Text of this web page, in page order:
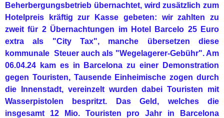
Beherbergungsbetrieb übernachtet, wird zusätzlich zum
Hotelpreis kräftig zur Kasse gebeten: wir zahlten zu
zweit für 2 Übernachtungen im Hotel Barcelo 25 Euro
extra als "City Tax", manche übersetzen diese
kommunale Steuer auch als "Wegelagerer-Gebühr". Am
06.04.24 kam es in Barcelona zu einer Demonstration
gegen Touristen, Tausende Einheimische zogen durch
die Innenstadt, vereinzelt wurden dabei Touristen mit
Wasserpistolen bespritzt. Das Geld, welches die
insgesamt 12 Mio. Touristen pro Jahr in Barcelona